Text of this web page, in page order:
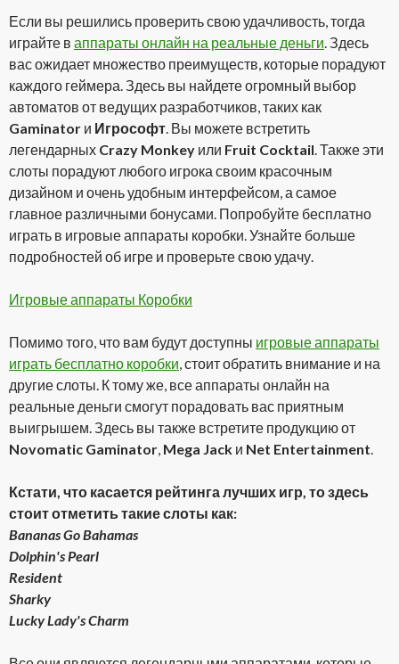
Если вы решились проверить свою удачливость, тогда
играйте в аппараты онлайн на реальные деньги. Здесь
вас ожидает множество преимуществ, которые порадуют
каждого геймера. Здесь вы найдете огромный выбор
автоматов от ведущих разработчиков, таких как
Gaminator и Игрософт. Вы можете встретить
легендарных Crazy Monkey или Fruit Cocktail. Также эти
слоты порадуют любого игрока своим красочным
дизайном и очень удобным интерфейсом, а самое
главное различными бонусами. Попробуйте бесплатно
играть в игровые аппараты коробки. Узнайте больше
подробностей об игре и проверьте свою удачу.
Игровые аппараты Коробки
Помимо того, что вам будут доступны игровые аппараты
играть бесплатно коробки, стоит обратить внимание и на
другие слоты. К тому же, все аппараты онлайн на
реальные деньги смогут порадовать вас приятным
выигрышем. Здесь вы также встретите продукцию от
Novomatic Gaminator, Mega Jack и Net Entertainment.
Кстати, что касается рейтинга лучших игр, то здесь
стоит отметить такие слоты как:
Bananas Go Bahamas
Dolphin's Pearl
Resident
Sharky
Lucky Lady's Charm